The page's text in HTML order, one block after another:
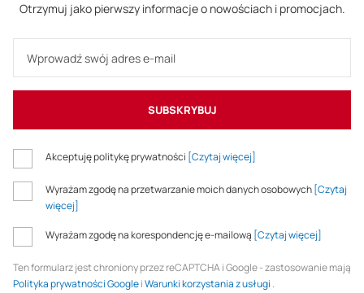
Otrzymuj jako pierwszy informacje o nowościach i promocjach.
SUBSKRYBUJ
Akceptuję politykę prywatności [Czytaj więcej]
Wyrażam zgodę na przetwarzanie moich danych osobowych[Czytaj
więcej]
Wyrażam zgodę na korespondencję e-mailową [Czytaj więcej]
Ten formularz jest chroniony przez reCAPTCHA i Google - zastosowanie mają
Polityka prywatności GoogleiWarunki korzystania z usługi .